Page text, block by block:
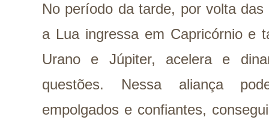
No período da tarde, por volta
a Lua ingressa em Capricórnio e
Urano e Júpiter, acelera e
questões. Nessa aliança
empolgados e confiantes,